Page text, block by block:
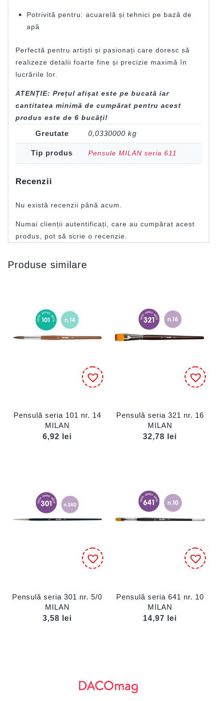
Potrivită pentru: acuarelă și tehnici pe bază de
apă
Perfectă pentru artiști și pasionați care doresc să
realizeze detalii foarte fine și precizie maximă în
lucrările lor.
ATENȚIE: Prețul afișat este pe bucată iar
cantitatea minimă de cumpărat pentru acest
produs este de 6 bucăți!
Greutate 0,0330000 kg
Tip produs Pensule MILAN seria 611
Recenzii
Nu există recenzii până acum.
Numai clienții autentificați, care au cumpărat acest
produs, pot să scrie o recenzie.
Produse similare
Pensulă seria 101 nr. 14
MILAN
6,92
lei
Pensulă seria 321 nr. 16
MILAN
32,78
lei
Pensulă seria 301 nr. 5/0
MILAN
3,58
lei
Pensulă seria 641 nr. 10
MILAN
14,97
lei